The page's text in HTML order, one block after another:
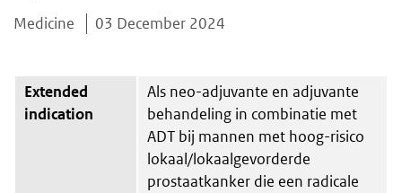
Medicine 03 December 2024
Extended
indication
Als neo-adjuvante en adjuvante
behandeling in combinatie met
ADT bij mannen met hoog-risico
lokaal/lokaalgevorderde
prostaatkanker die een radicale